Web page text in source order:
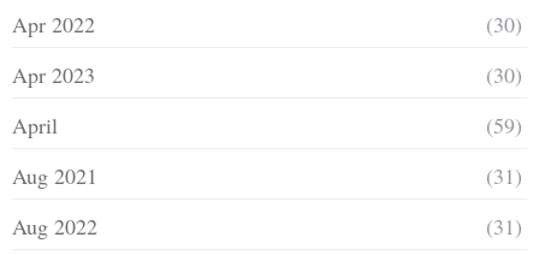
Apr 2022
(30)
Apr 2023
(30)
April
(59)
Aug 2021
(31)
Aug 2022
(31)